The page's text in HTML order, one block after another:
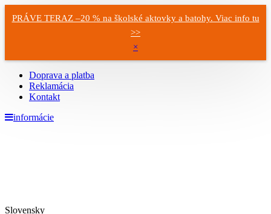
PRÁVE TERAZ –20 % na školské aktovky a batohy. Viac info tu
>>
×
Doprava a platba
Reklamácia
Kontakt
informácie
Slovensky